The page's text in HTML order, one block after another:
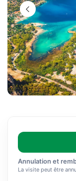
Annulation et
La visite peut être